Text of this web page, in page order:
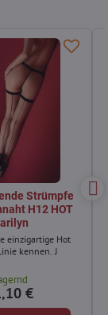
Strümpfe
H12 HOT
einzigartige Hot
kennen. J
€